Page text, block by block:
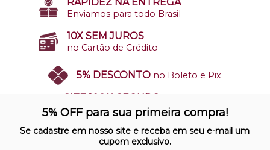
Enviamos para todo Brasil
10X SEM JUROS
no Cartão de Crédito
5% DESCONTO no Boleto e Pix
SITE 100% SEGURO
Nosso site opera em ambiente
protegido
5% OFF para sua primeira compra!
Se cadastre em nosso site e receba em seu e-mail um
cupom exclusivo.